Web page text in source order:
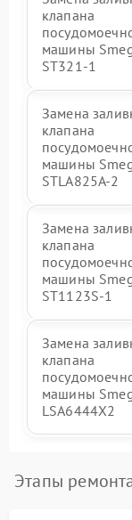
клапана
машины
ST321-1
Замена
клапана
машины
STLA825A-2
Замена
клапана
машины
ST1123S-1
Замена
клапана
машины
LSA6444X2
Этапы